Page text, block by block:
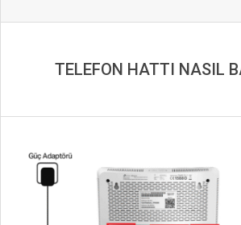
TELEFON HATTI NASIL